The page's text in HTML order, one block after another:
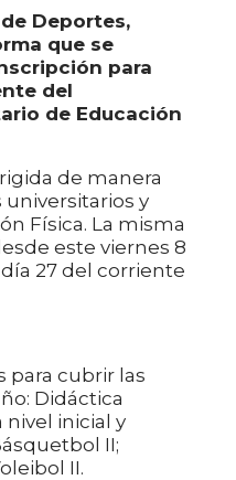
Deportes,
que se
para
del
de Educación
de manera
y
Física. La misma
este viernes 8
27 del corriente
para cubrir las
Didáctica
nivel inicial y
II;
II.